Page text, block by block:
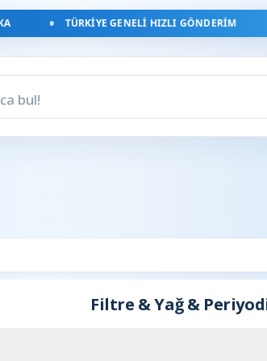
TÜRKIYE GENELI HIZLI GÖNDERIM
Filtre & Yağ &